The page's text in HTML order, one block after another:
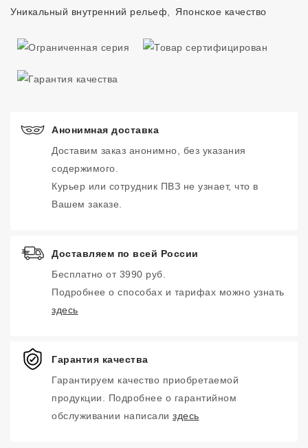
Уникальный внутренний рельеф
Японское качество
Анонимная доставка
Доставим заказ анонимно, без указания
содержимого.
Курьер или сотрудник ПВЗ не узнает, что в
Вашем заказе.
Доставляем по всей России
Бесплатно от 3990 руб.
Подробнее о способах и тарифах можно узнать
здесь
Гарантия качества
Гарантируем качество приобретаемой
продукции. Подробнее о гарантийном
обслуживании написали здесь